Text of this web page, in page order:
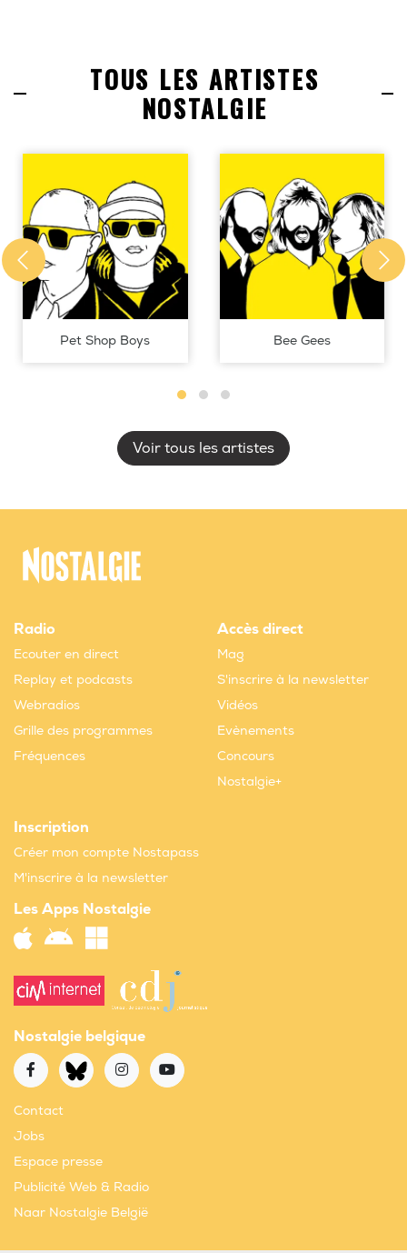
TOUS LES ARTISTES
NOSTALGIE
Pet Shop Boys Bee Gees
Voir tous les artistes
Radio
Ecouter en direct
Replay et podcasts
Webradios
Grille des programmes
Fréquences
Accès direct
Mag
S'inscrire à la newsletter
Vidéos
Evènements
Concours
Nostalgie+
Inscription
Créer mon compte Nostapass
M'inscrire à la newsletter
Les Apps Nostalgie
Nostalgie belgique
Contact
Jobs
Espace presse
Publicité Web & Radio
Naar Nostalgie België